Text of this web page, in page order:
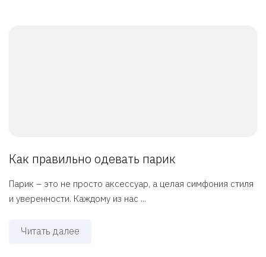
Как правильно одевать парик
Парик – это не просто аксессуар, а целая симфония стиля
и уверенности. Каждому из нас ...
Читать далее